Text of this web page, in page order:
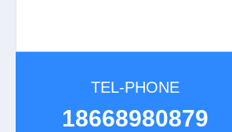
TEL-PHONE
18668980879